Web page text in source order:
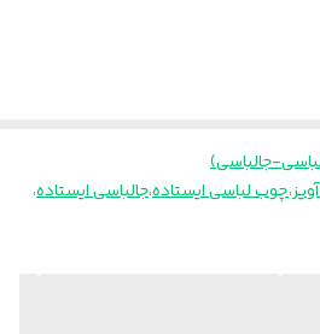
جالباسی)
،چوب لباسی ایستاده،جالباسی ایستاده،